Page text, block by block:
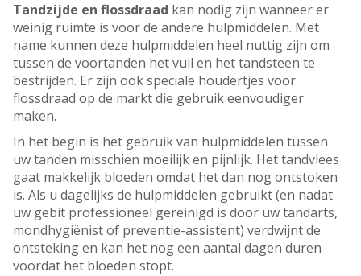
Tandzijde en flossdraad kan nodig zijn wanneer er
weinig ruimte is voor de andere hulpmiddelen. Met
name kunnen deze hulpmiddelen heel nuttig zijn om
tussen de voortanden het vuil en het tandsteen te
bestrijden. Er zijn ook speciale houdertjes voor
flossdraad op de markt die gebruik eenvoudiger
maken.
In het begin is het gebruik van hulpmiddelen tussen
uw tanden misschien moeilijk en pijnlijk. Het tandvlees
gaat makkelijk bloeden omdat het dan nog ontstoken
is. Als u dagelijks de hulpmiddelen gebruikt (en nadat
uw gebit professioneel gereinigd is door uw tandarts,
mondhygiënist of preventie-assistent) verdwijnt de
ontsteking en kan het nog een aantal dagen duren
voordat het bloeden stopt.